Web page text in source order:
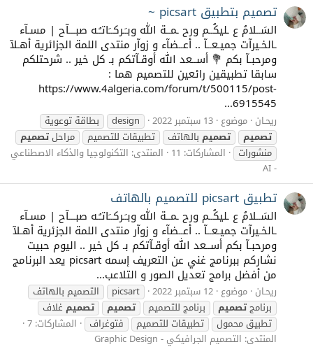
تصميم بتطبيق picsart ~
السَــلامُ ع ـليكُــم ورح ـمــة الله وبـَـركــَاتـُـه صبـــآح | مسـآء
ـالخـيرآت جميـعــآ .. أعــضآء و زوآر منتدى اللمة الجزائرية أهـلآ
ومرحبـآ بكم 💐 أســعد الله أوقـآتكم بـ كل خير .. شرحتلكم
سابقا تطبيقين رائعين للتصميم هما :
https://www.4algeria.com/forum/t/500115/post-
6915545...
ريحـان موضوع 13 سبتمبر 2022 design
بطاقة توعوية
تصميم
تصميمبالهاتف تطبيقات للتصميم مراحلتصميم
منشورات
المشاركات: 11 المنتدى: التكنولوجيا والذكاء الاصطناعي
- AI
تطبيق picsart للتصميم بالهاتف
السَــلامُ ع ـليكُــم ورح ـمــة الله وبـَـركــَاتـُـه صبـــآح | مسـآء
ـالخـيرآت جميـعــآ .. أعــضآء و زوآر منتدى اللمة الجزئرية أهـلآ
ومرحبـآ بكم أســعد الله أوقـآتكم بـ كل خير .. اليوم حبيت
نشاركم ببرنامج غني عن التعريف إسمه picsart يعد البرنامج
من أفضل برامج تعديل الصور و التلاعب...
ريحـان موضوع 12 سبتمبر 2022 picsart
التصميم بالهاتف
برنامجتصميم برنامج للتصميم تصميم تصميم غلاف
تطبيق محمول
تطبيقات للتصميم فتوغراف
المشاركات: 7
المنتدى: التصميم الجرافيكي - Graphic Design